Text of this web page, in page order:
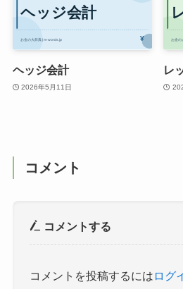
ヘッジ会計
2026年5月11日
レ
コメント
コメントする
コメントを投稿するには ログ